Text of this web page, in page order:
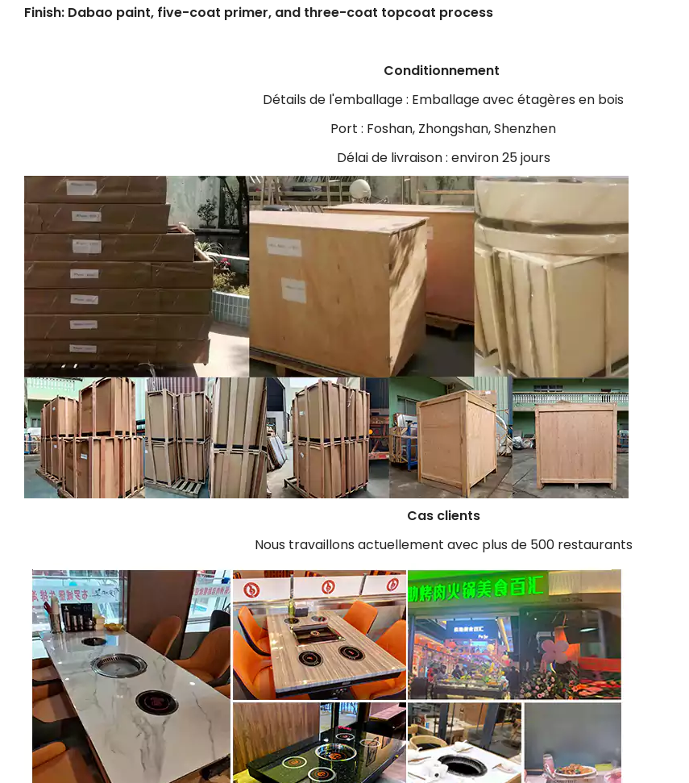
Finish: Dabao paint, five-coat primer, and three-coat topcoat process
Conditionnement
Détails de l'emballage : Emballage avec étagères en bois
Port : Foshan, Zhongshan, Shenzhen
Délai de livraison : environ 25 jours
Cas clients
Nous travaillons actuellement avec plus de 500 restaurants